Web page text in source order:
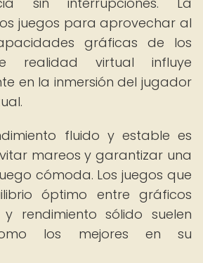
juegos para aprovechar al
gráficas de los
realidad virtual influye
en la inmersión del jugador
fluido y estable es
mareos y garantizar una
cómoda. Los juegos que
óptimo entre gráficos
y rendimiento sólido suelen
los mejores en su